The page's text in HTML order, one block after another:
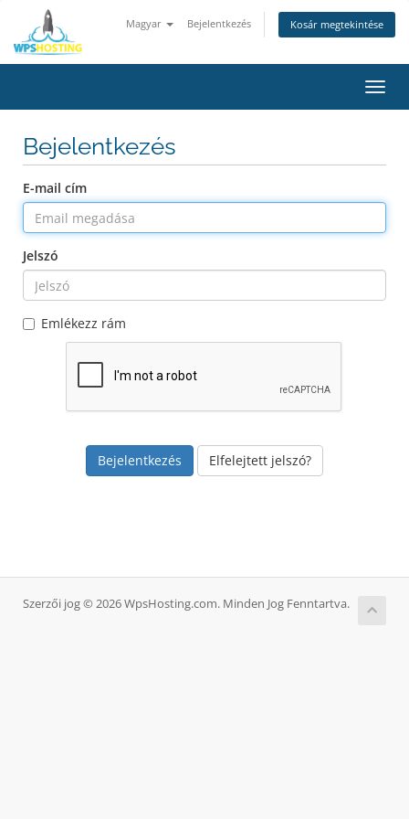
Magyar Bejelentkezés Kosár megtekintése
a
Bejelentkezés
E-mail cím
Jelszó
Emlékezz rám
Elfelejtett jelszó?
Szerzői jog © 2026 WpsHosting.com. Minden Jog Fenntartva.